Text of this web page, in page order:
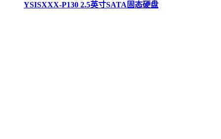
YSISXXX-P130 2.5英寸SATA固态硬盘